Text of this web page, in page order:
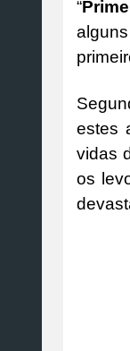
“
estes
vidas
os